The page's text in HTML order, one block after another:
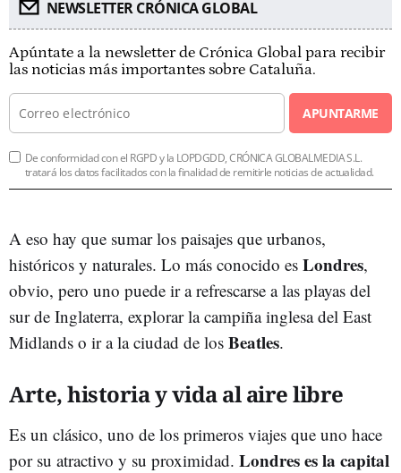
NEWSLETTER CRÓNICA GLOBAL
Apúntate a la newsletter de Crónica Global para recibir
las noticias más importantes sobre Cataluña.
APUNTARME
De conformidad con el RGPD y la LOPDGDD, CRÓNICA GLOBALMEDIA S.L.
tratará los datos facilitados con la finalidad de remitirle noticias de actualidad.
A eso hay que sumar los paisajes que urbanos,
históricos y naturales. Lo más conocido es Londres,
obvio, pero uno puede ir a refrescarse a las playas del
sur de Inglaterra, explorar la campiña inglesa del East
Midlands o ir a la ciudad de los Beatles.
Arte, historia y vida al aire libre
Es un clásico, uno de los primeros viajes que uno hace
por su atractivo y su proximidad. Londres es la capital